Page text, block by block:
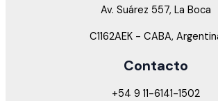
Av. Suárez 557, La Boca
C1162AEK - CABA,
Contacto
+54 9 11-6141-1502